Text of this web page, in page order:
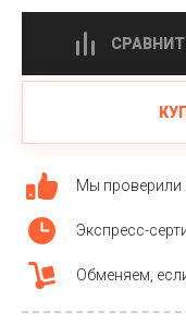
Мы проверили
Экспресс-
Обменяем,